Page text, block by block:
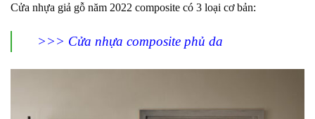
Cửa nhựa giả gỗ năm 2022 composite có 3 loại cơ bản:
>>> Cửa nhựa composite phủ da